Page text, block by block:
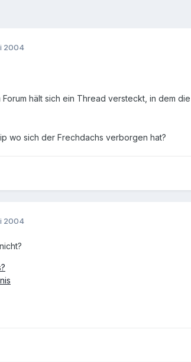
2004
hält sich ein Thread versteckt, in dem
wo sich der Frechdachs verborgen hat?
2004